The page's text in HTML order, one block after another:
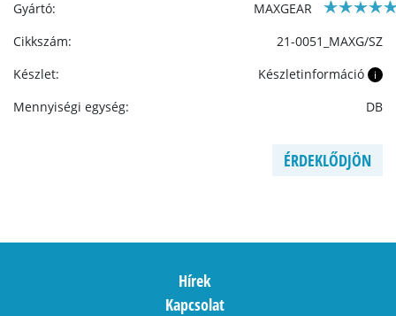
Gyártó:
MAXGEAR
Cikkszám:
21-0051_MAXG/SZ
Készlet:
Készletinformáció i
Mennyiségi egység: DB
ÉRDEKLŐDJÖN
Hírek
Kapcsolat